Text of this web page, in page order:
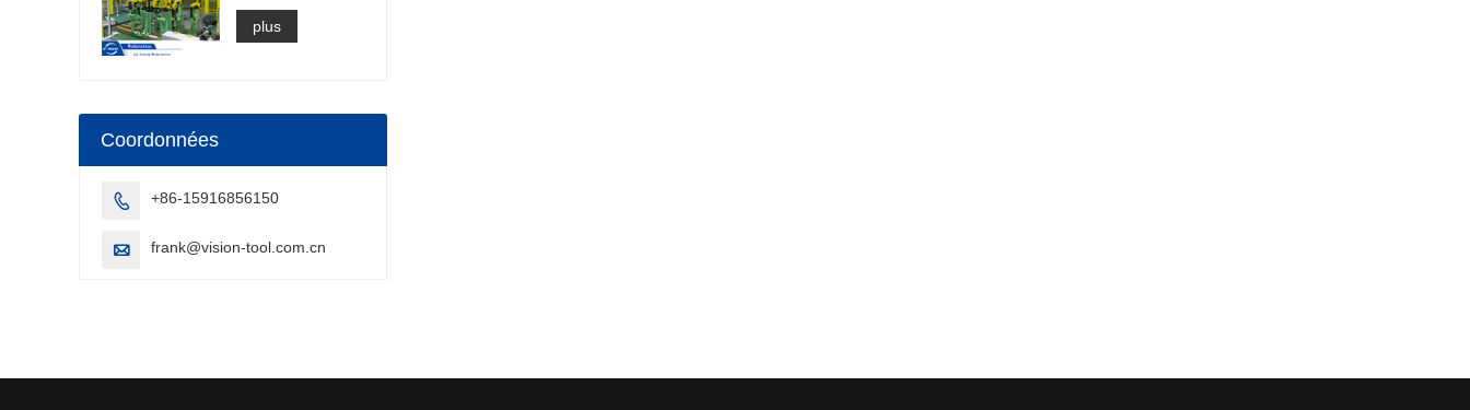
automobiles
Cellule de
soudage à l'arc
plus
Coordonnées
 +86-15916856150
 frank@vision-tool.com.cn